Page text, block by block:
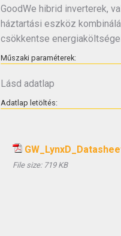
GoodWe hibrid inverterek,
háztartási eszköz
csökkentse
Műszaki paraméterek:
Lásd adatlap
Adatlap letöltés:
File size:719 KB